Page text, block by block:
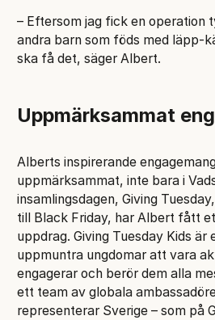
– Eftersom jag fick en operation
andra barn som föds med läpp-
ska få det, säger Albert.
Uppmärksammat
Alberts inspirerande
uppmärksammat, inte bara i
insamlingsdagen, Giving
till Black Friday, har Albert fått
uppdrag. Giving Tuesday Kids
uppmuntra ungdomar att vara
engagerar och berör dem alla
ett team av globala
representerar Sverige – som på